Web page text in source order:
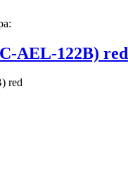
AEL-122B) red
red